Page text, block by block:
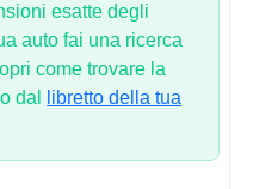
esatte degli
auto fai una ricerca
come trovare la
dal
libretto della tua